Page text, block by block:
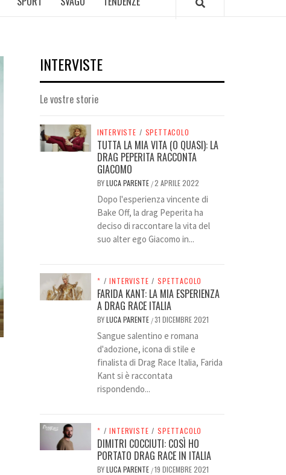
INTERVISTE
Le vostre storie
INTERVISTE / SPETTACOLO
TUTTA LA MIA VITA (O QUASI): LA
DRAG PEPERITA RACCONTA
GIACOMO
BYLUCA PARENTE /2 APRILE 2022
Dopo l'esperienza vincente di
Bake Off, la drag Peperita ha
deciso di raccontare la vita del
suo alter ego Giacomo in...
* / INTERVISTE / SPETTACOLO
FARIDA KANT: LA MIA ESPERIENZA
A DRAG RACE ITALIA
BYLUCA PARENTE /31 DICEMBRE 2021
Sangue salentino e romana
d'adozione, icona di stile e
finalista di Drag Race Italia, Farida
Kant si è raccontata
rispondendo...
* / INTERVISTE / SPETTACOLO
DIMITRI COCCIUTI: COSÌ HO
PORTATO DRAG RACE IN ITALIA
BYLUCA PARENTE /19 DICEMBRE 2021